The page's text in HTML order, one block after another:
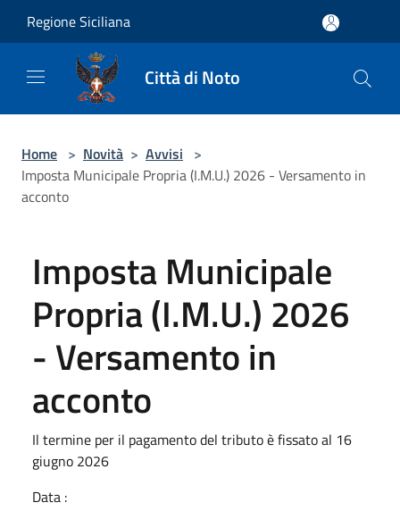
Regione Siciliana
Città di Noto
Home > Novità > Avvisi >
Imposta Municipale Propria (I.M.U.) 2026 - Versamento in
acconto
Imposta Municipale
Propria (I.M.U.) 2026
- Versamento in
acconto
Il termine per il pagamento del tributo è fissato al 16
giugno 2026
Data :